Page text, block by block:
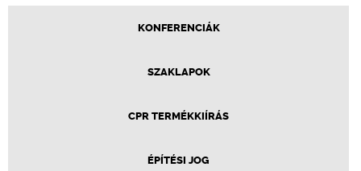
KONFERENCIÁK
SZAKLAPOK
CPR TERMÉKKIÍRÁS
ÉPÍTÉSI JOG